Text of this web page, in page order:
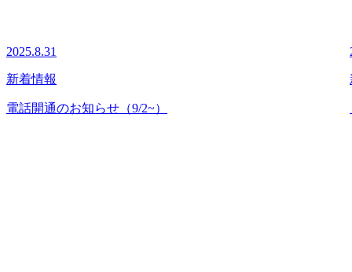
2025.8.31
新着情報
電話開通のお知らせ（9/2~）